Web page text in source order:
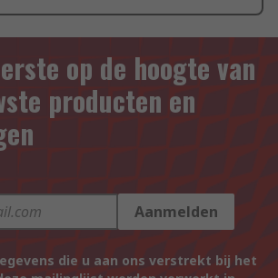
op de hoogte van
producten en
Aanmelden
die u aan ons verstrekt bij het